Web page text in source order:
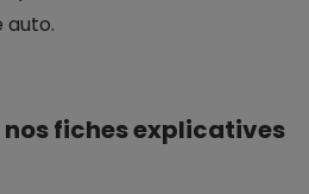
auto.
fiches explicatives